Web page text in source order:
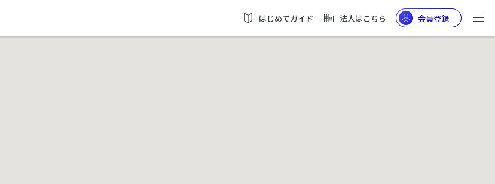
はじめてガイド 法人はこちら 会員登録